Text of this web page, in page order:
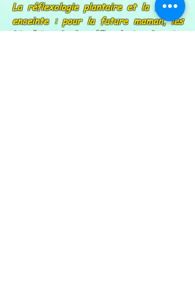
La réflexologie plantaire et la femme
enceinte : pour la future maman, les
bienfaits de la réflexologie plantaire